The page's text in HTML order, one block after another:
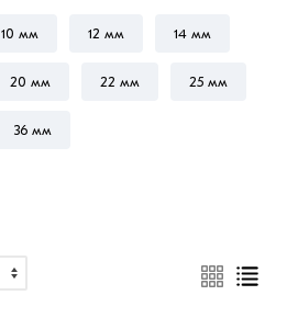
10 мм 12 мм 14 мм
20 мм 22 мм 25 мм
36 мм